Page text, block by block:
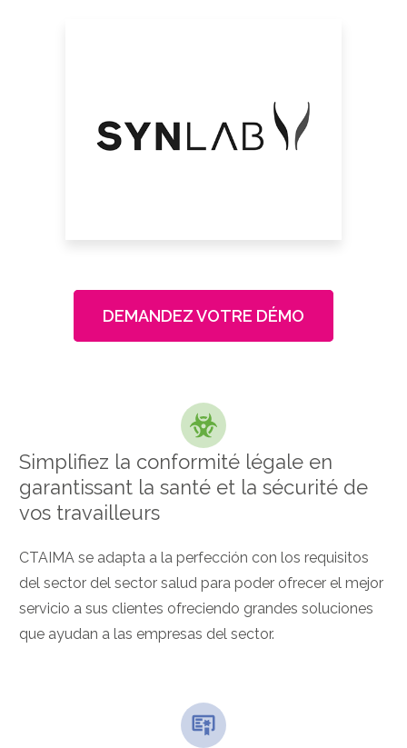
DEMANDEZ VOTRE DÉMO
Simplifiez la conformité légale en
garantissant la santé et la sécurité de
vos travailleurs
CTAIMA se adapta a la perfección con los requisitos
del sector del sector salud para poder ofrecer el mejor
servicio a sus clientes ofreciendo grandes soluciones
que ayudan a las empresas del sector.